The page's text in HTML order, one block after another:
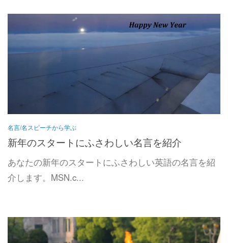
名言/名スピーチから学ぶ
新年のスタートにふさわしい名言を紹介
あなたの新年のスタートにふさわしい英語の名言を紹
介します。MSN.c...